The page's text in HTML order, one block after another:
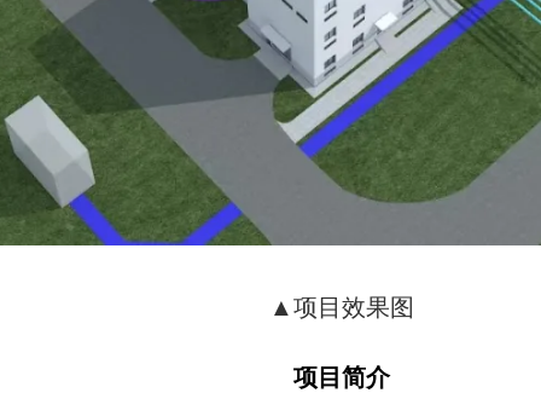
▲项目效果图
项目简介